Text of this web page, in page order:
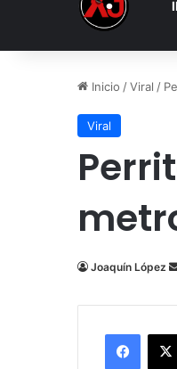
Inicio /Viral /
Viral
Joaquín López